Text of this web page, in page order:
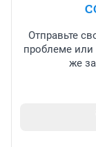
Отправьте
проблеме или
же